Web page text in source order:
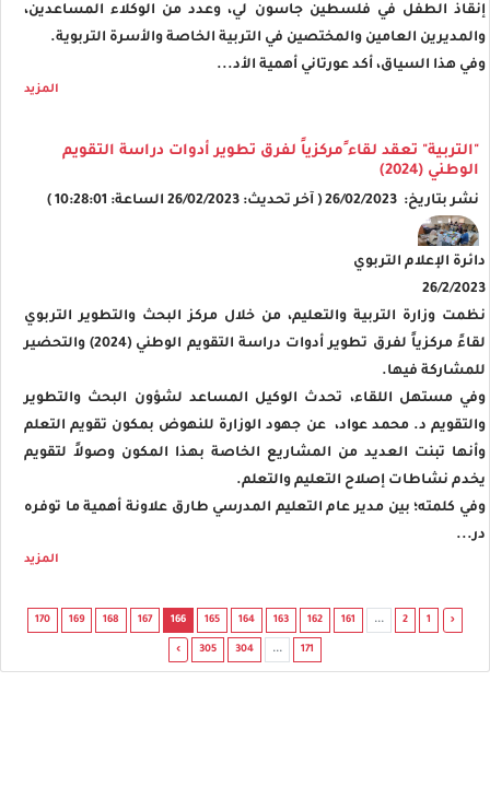
إنقاذ الطفل في فلسطين جاسون لي، وعدد من الوكلاء المساعدين،
والمديرين العامين والمختصين في التربية الخاصة والأسرة التربوية.
وفي هذا السياق، أكد عورتاني أهمية الأد...
المزيد
"التربية" تعقد لقاء ًمركزياً لفرق تطوير أدوات دراسة التقويم
الوطني (2024)
نشر بتاريخ: 26/02/2023 ( آخر تحديث: 26/02/2023 الساعة: 10:28:01 )
دائرة الإعلام التربوي
26/2/2023
نظمت وزارة التربية والتعليم، من خلال مركز البحث والتطوير التربوي
لقاءً مركزياً لفرق تطوير أدوات دراسة التقويم الوطني (2024) والتحضير
للمشاركة فيها.
وفي مستهل اللقاء، تحدث الوكيل المساعد لشؤون البحث والتطوير
والتقويم د. محمد عواد، عن جهود الوزارة للنهوض بمكون تقويم التعلم
وأنها تبنت العديد من المشاريع الخاصة بهذا المكون وصولاً لتقويم
يخدم نشاطات إصلاح التعليم والتعلم.
وفي كلمته؛ بين مدير عام التعليم المدرسي طارق علاونة أهمية ما توفره
در...
المزيد
‹
1
2
...
161
162
163
164
165
166
167
168
169
170
171
...
304
305
›